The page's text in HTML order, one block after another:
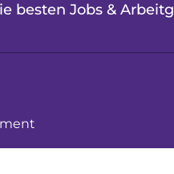
besten Jobs &